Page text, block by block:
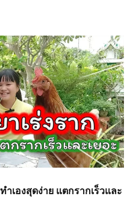
เองสุดง่าย แตกรากเร็วและ